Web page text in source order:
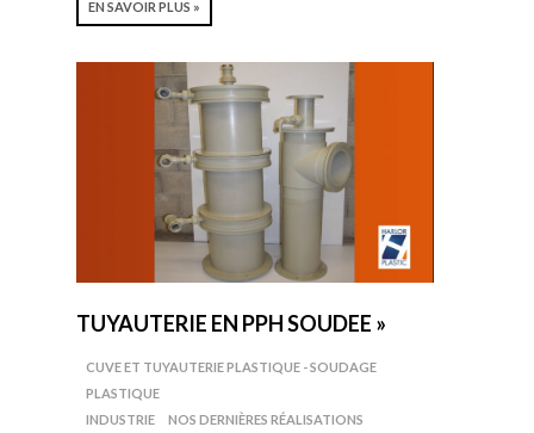
EN SAVOIR PLUS »
TUYAUTERIE EN PPH SOUDEE »
CUVE ET TUYAUTERIE PLASTIQUE - SOUDAGE
PLASTIQUE
INDUSTRIE
NOS DERNIÈRES RÉALISATIONS